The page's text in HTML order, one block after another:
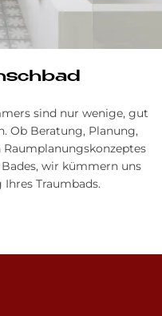
sind nur wenige, gut
Ob Beratung, Planung,
wir kümmern uns
Traumbads.